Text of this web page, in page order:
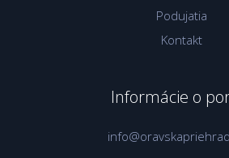
Podujatia
Kontakt
Informácie o